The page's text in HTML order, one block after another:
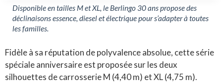
Disponible en tailles M et XL, le Berlingo 30 ans propose des
déclinaisons essence, diesel et électrique pour s’adapter à toutes
les familles.
Fidèle à sa réputation de polyvalence absolue, cette série
spéciale anniversaire est proposée sur les deux
silhouettes de carrosserie M (4,40 m) et XL (4,75 m).